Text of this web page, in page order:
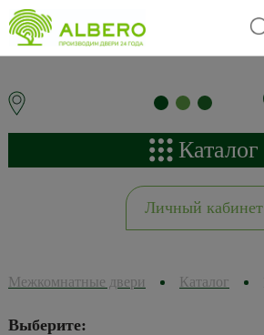
Каталог
Личный кабинет
Межкомнатные двери Каталог
Выберите: